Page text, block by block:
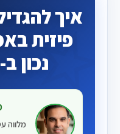
איך
פיזית
נכון ב-QR Code?
מלווה